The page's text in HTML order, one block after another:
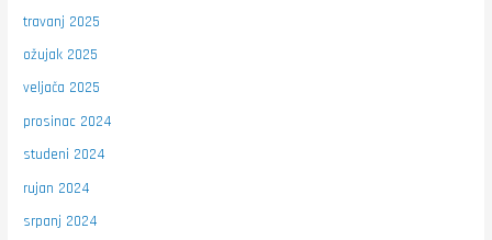
travanj 2025
ožujak 2025
veljača 2025
prosinac 2024
studeni 2024
rujan 2024
srpanj 2024